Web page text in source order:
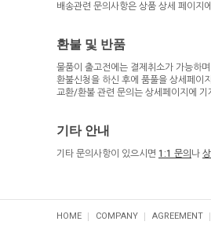
배송관련 문의사항은 상품 상세 페이지
환불 및 반품
물품이 출고전에는 결제취소가 가능하
환불신청을 하신 후에 품풀을 상세페이
교환/환불 관련 문의는 상세페이지에
기타 안내
기타 문의사항이 있으시면 1:1 문의 나
HOME COMPANY AGREEMENT